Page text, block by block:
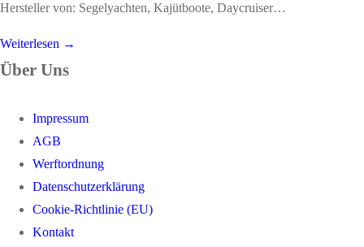
Hersteller von: Segelyachten, Kajütboote, Daycruiser…
Weiterlesen →
Über Uns
Impressum
AGB
Werftordnung
Datenschutzerklärung
Cookie-Richtlinie (EU)
Kontakt